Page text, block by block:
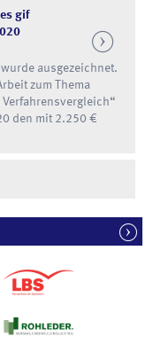
gif
ausgezeichnet.
zum Thema
den mit 2.250 €